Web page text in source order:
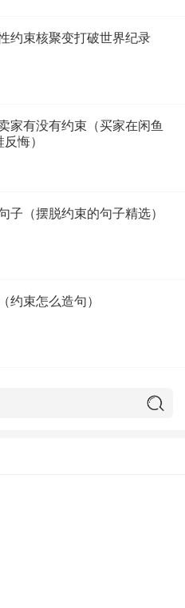
约束核聚变打破世界纪录
家有没有约束（买家在闲鱼
悔）
子（摆脱约束的句子精选）
约束怎么造句）